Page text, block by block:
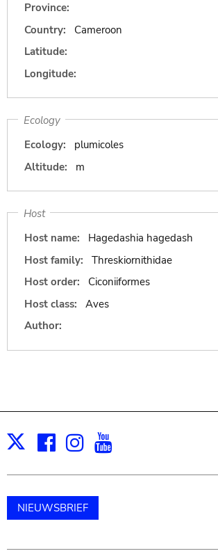
Province:
Country:
Cameroon
Latitude:
Longitude:
Ecology
Ecology:
plumicoles
Altitude:
m
Host
Host name:
Hagedashia hagedash
Host family:
Threskiornithidae
Host order:
Ciconiiformes
Host class:
Aves
Author:
X Facebook
Instagram
NIEUWSBRIEF